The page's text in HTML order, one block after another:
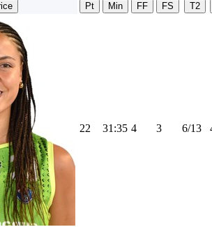
Pt Min FF FS T2
22 31:35 4 3 6/13